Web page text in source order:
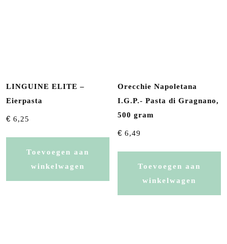
LINGUINE ELITE –
Eierpasta
€ 6,25
Toevoegen aan
winkelwagen
Orecchie Napoletana
I.G.P.- Pasta di Gragnano,
500 gram
€ 6,49
Toevoegen aan
winkelwagen